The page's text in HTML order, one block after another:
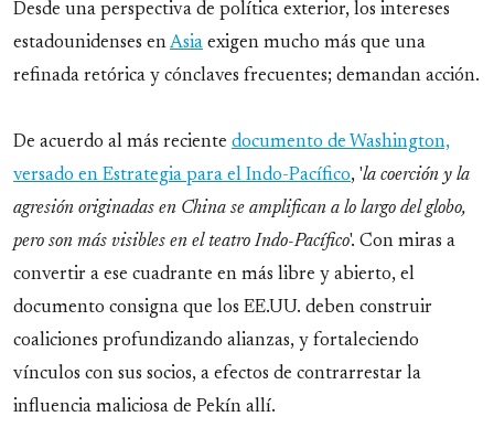
Desde una perspectiva de política exterior, los intereses
estadounidenses enAsia exigen mucho más que una
refinada retórica y cónclaves frecuentes; demandan acción.
De acuerdo al más reciente documento de Washington,
versado en Estrategia para el Indo-Pacífico, 'la coerción y la
agresión originadas en China se amplifican a lo largo del globo,
pero son más visibles en el teatro Indo-Pacífico'. Con miras a
convertir a ese cuadrante en más libre y abierto, el
documento consigna que los EE.UU. deben construir
coaliciones profundizando alianzas, y fortaleciendo
vínculos con sus socios, a efectos de contrarrestar la
influencia maliciosa de Pekín allí.